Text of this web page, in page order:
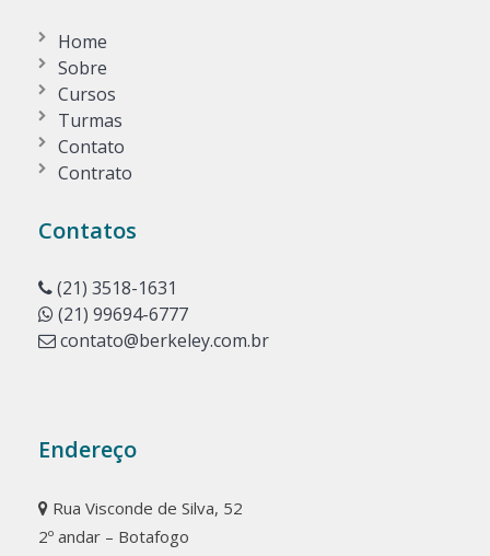
Home
Sobre
Cursos
Turmas
Contato
Contrato
Contatos
(21) 3518-1631
(21) 99694-6777
contato@berkeley.com.br
Endereço
Rua Visconde de Silva, 52
2º andar – Botafogo